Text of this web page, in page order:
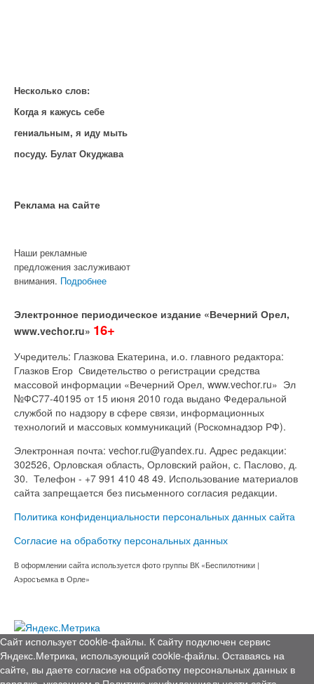
Несколько слов:
Когда я кажусь себе
гениальным, я иду мыть
посуду. Булат Окуджава
Реклама на cайте
Наши рекламные
предложения заслуживают
внимания. Подробнее
Электронное периодическое издание «Вечерний Орел,
www.vechor.ru» 16+
Учредитель: Глазкова Екатерина, и.о. главного редактора:
Глазков Егор Свидетельство о регистрации средства
массовой информации «Вечерний Орел, www.vechor.ru» Эл
№ФС77-40195 от 15 июня 2010 года выдано Федеральной
службой по надзору в сфере связи, информационных
технологий и массовых коммуникаций (Роскомнадзор РФ).
Электронная почта: vechor.ru@yandex.ru. Адрес редакции:
302526, Орловская область, Орловский район, с. Паслово, д.
30. Телефон - +7 991 410 48 49. Использование материалов
сайта запрещается без письменного согласия редакции.
Политика конфиденциальности персональных данных сайта
Согласие на обработку персональных данных
В оформлении сайта используется фото группы ВК «Беспилотники |
Аэросъемка в Орле»
Сайт использует cookie-файлы. К cайту подключен сервис
Яндекс.Метрика, использующий cookie-файлы. Оставаясь на
сайте, вы даете согласие на обработку персональных данных в